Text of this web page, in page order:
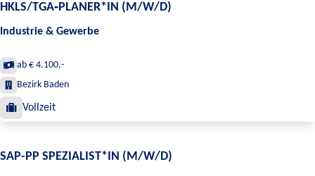
HKLS/TGA‑PLANER*IN (M/W/D)
Industrie & Gewerbe
ab € 4.100,-
Bezirk Baden
Vollzeit
SAP-PP SPEZIALIST*IN (M/W/D)